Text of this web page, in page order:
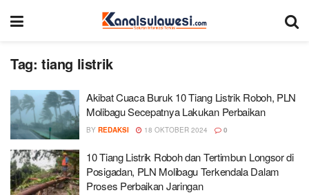
Tag: tiang listrik
Akibat Cuaca Buruk 10 Tiang Listrik Roboh, PLN
Molibagu Secepatnya Lakukan Perbaikan
BY REDAKSI 18 OKTOBER 2024 0
10 Tiang Listrik Roboh dan Tertimbun Longsor di
Posigadan, PLN Molibagu Terkendala Dalam
Proses Perbaikan Jaringan